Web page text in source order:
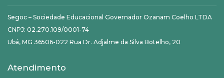
Segoc – Sociedade Educacional Governador Ozanam Coelho LTDA
CNPJ: 02.270.109/0001-74
Ubá, MG 36506-022 Rua Dr. Adjalme da Silva Botelho, 20
Atendimento